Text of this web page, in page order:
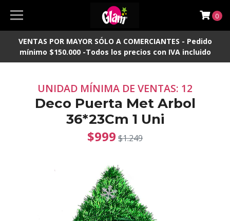
VENTAS POR MAYOR SÓLO A COMERCIANTES - Pedido
mínimo $150.000 -Todos los precios con IVA incluido
0
UNIDAD MÍNIMA DE VENTAS: 12
Deco Puerta Met Arbol
36*23Cm 1 Uni
$999 $1.249